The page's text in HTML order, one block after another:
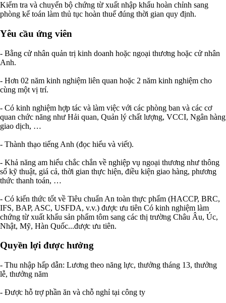
Kiểm tra và chuyển bộ chứng từ xuất nhập khẩu hoàn chỉnh sang
phòng kế toán làm thủ tục hoàn thuế đúng thời gian quy định.
Yêu cầu ứng viên
- Bằng cử nhân quản trị kinh doanh hoặc ngoại thương hoặc cử nhân
Anh.
- Hơn 02 năm kinh nghiệm liên quan hoặc 2 năm kinh nghiệm cho
cùng một vị trí.
- Có kinh nghiệm hợp tác và làm việc với các phòng ban và các cơ
quan chức năng như Hải quan, Quản lý chất lượng, VCCI, Ngân hàng
giao dịch, …
- Thành thạo tiếng Anh (đọc hiểu và viết).
- Khả năng am hiểu chắc chắn về nghiệp vụ ngoại thương như thông
số kỹ thuật, giá cả, thời gian thực hiện, điều kiện giao hàng, phương
thức thanh toán, …
- Có kiến thức tốt về Tiêu chuẩn An toàn thực phẩm (HACCP, BRC,
IFS, BAP, ASC, USFDA, v.v.) được ưu tiên Có kinh nghiệm làm
chứng từ xuất khẩu sản phẩm tôm sang các thị trường Châu Âu, Úc,
Nhật, Mỹ, Hàn Quốc...được ưu tiên.
Quyền lợi được hưởng
- Thu nhập hấp dẫn: Lương theo năng lực, thưởng tháng 13, thưởng
lễ, thưởng năm
- Được hỗ trợ phần ăn và chỗ nghỉ tại công ty